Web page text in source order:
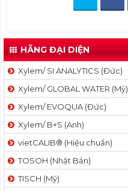
HÃNG ĐẠI DIỆN
Xylem/ SI ANALYTICS (Đức)
Xylem/ GLOBAL WATER (Mỹ)
Xylem/ EVOQUA (Đức)
Xylem/ B+S (Anh)
vietCALIB® (Hiệu chuẩn)
TOSOH (Nhật Bản)
TISCH (Mỹ)